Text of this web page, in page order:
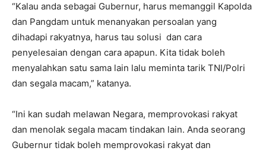
“Kalau anda sebagai Gubernur, harus memanggil Kapolda
dan Pangdam untuk menanyakan persoalan yang
dihadapi rakyatnya, harus tau solusi dan cara
penyelesaian dengan cara apapun. Kita tidak boleh
menyalahkan satu sama lain lalu meminta tarik TNI/Polri
dan segala macam,” katanya.
“Ini kan sudah melawan Negara, memprovokasi rakyat
dan menolak segala macam tindakan lain. Anda seorang
Gubernur tidak boleh memprovokasi rakyat dan